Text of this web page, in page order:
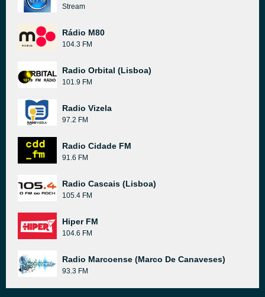
Stream
Rádio M80
104.3 FM
Radio Orbital (Lisboa)
101.9 FM
Radio Vizela
97.2 FM
Radio Cidade FM
91.6 FM
Radio Cascais (Lisboa)
105.4 FM
Hiper FM
104.6 FM
Radio Marcoense (Marco De Canaveses)
93.3 FM